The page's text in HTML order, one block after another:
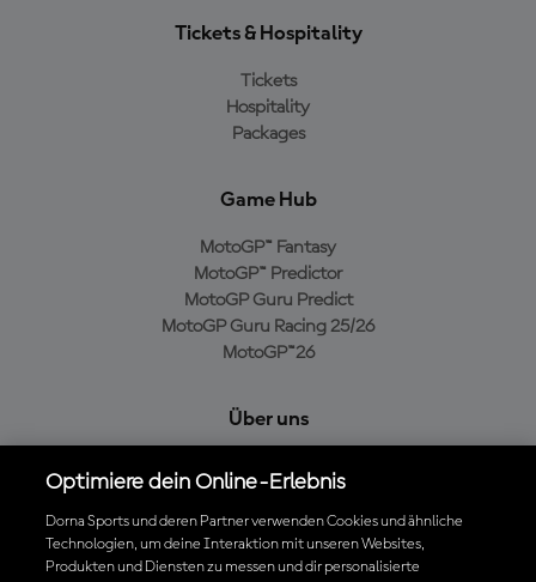
Tickets & Hospitality
Tickets
Hospitality
Packages
Game Hub
MotoGP™ Fantasy
MotoGP™ Predictor
MotoGP Guru Predict
MotoGP Guru Racing 25/26
MotoGP™26
Über uns
Cookie-Richtlinien
Geschäftsbedingungen
Datenschutzrichtlinien
Kaufrichtlinie
Optimiere dein Online-Erlebnis
Dorna Sports und deren Partner verwenden Cookies und ähnliche
Technologien, um deine Interaktion mit unseren Websites,
Produkten und Diensten zu messen und dir personalisierte